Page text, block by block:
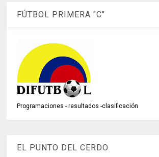
FÚTBOL PRIMERA "C"
Programaciones - resultados -clasificación
EL PUNTO DEL CERDO